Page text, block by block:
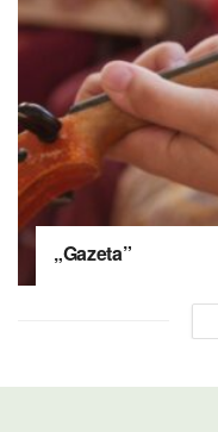
„Gazeta”